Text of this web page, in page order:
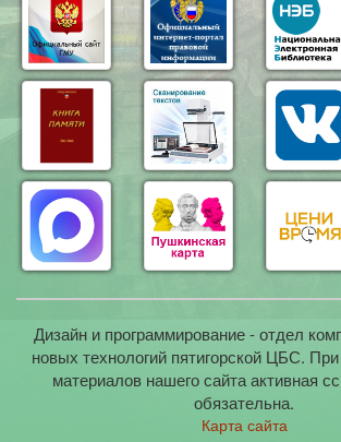
Дизайн и программирование - отдел
новых технологий пятигорской ЦБС.
материалов нашего сайта активная
обязательна.
Карта сайта